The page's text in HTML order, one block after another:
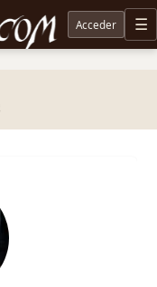
Poder, La Caza de Gollum, la
Acceder